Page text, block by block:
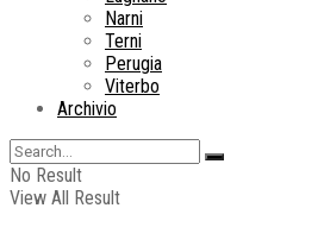
Narni
Terni
Perugia
Viterbo
Archivio
No Result
View All Result